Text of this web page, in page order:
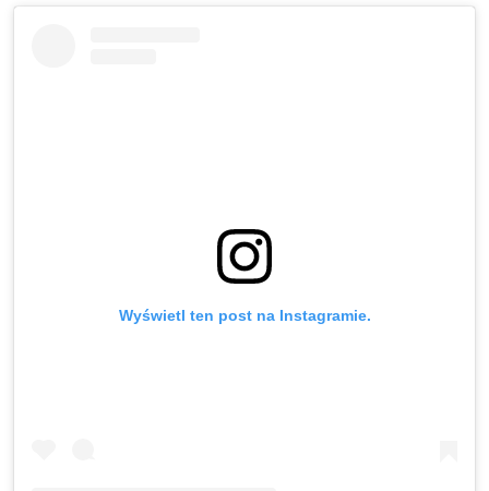
Wyświetl ten post na Instagramie.